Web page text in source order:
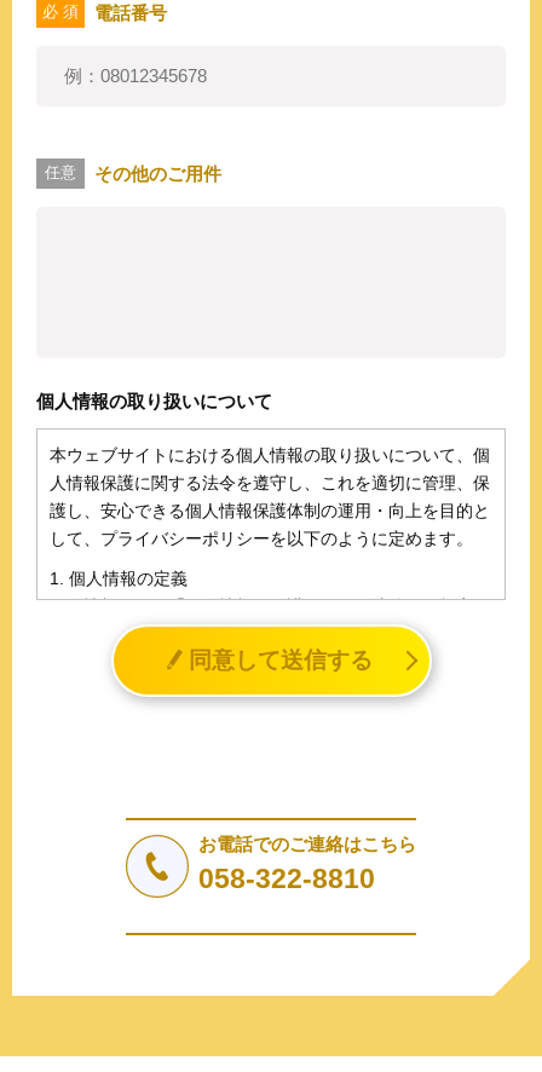
必 須 電話番号
任意 その他のご用件
個人情報の取り扱いについて
本ウェブサイトにおける個人情報の取り扱いについて、個
人情報保護に関する法令を遵守し、これを適切に管理、保
護し、安心できる個人情報保護体制の運用・向上を目的と
して、プライバシーポリシーを以下のように定めます。
1. 個人情報の定義
個人情報とは、「個人情報の保護に関する法律」に規定さ
れる生存する個人に関する情報であって、氏名、生年月日
その他の記述等により特定の個人を識別することができる
情報（個人識別情報）を指します。
しません。
a.応募者等からのお問い合わせに対応・管理するため
b.本ウェブサイトにおけるサービスの提供・運用のため
3. プライバシー尊重
同意して送信する
お電話でのご連絡はこちら
058-322-8810